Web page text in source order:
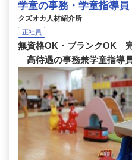
学童の事務・学童指導員
クズオカ人材紹介所
正社員
無資格OK・ブランクOK 完
高待遇の事務兼学童指導